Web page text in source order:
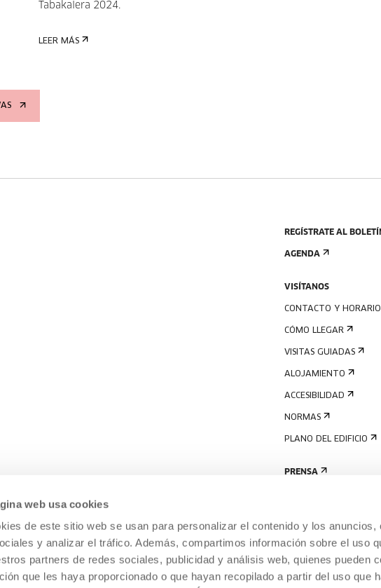
web usa cookies
de este sitio web se usan para personalizar el contenido y los anuncios,
y analizar el tráfico. Además, compartimos información sobre el uso
partners de redes sociales, publicidad y análisis web, quienes pueden
que les haya proporcionado o que hayan recopilado a partir del uso que
Tabakalera 2024.
LEER MÁS
REGÍSTRATE AL
AGENDA
VISÍTANOS
CONTACTO Y
CÓMO LLEGAR
VISITAS GUIADAS
ALOJAMIENTO
ACCESIBILIDAD
NORMAS
PLANO DEL EDIFICIO
PRENSA